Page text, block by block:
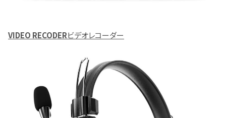
VIDEO RECODERビデオレコーダー